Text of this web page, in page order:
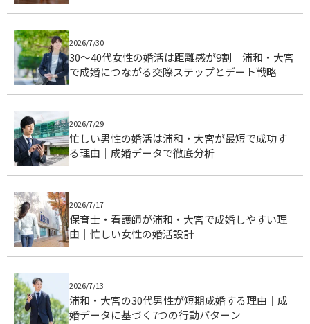
2026/7/30
30〜40代女性の婚活は距離感が9割｜浦和・大宮
で成婚につながる交際ステップとデート戦略
2026/7/29
忙しい男性の婚活は浦和・大宮が最短で成功す
る理由｜成婚データで徹底分析
2026/7/17
保育士・看護師が浦和・大宮で成婚しやすい理
由｜忙しい女性の婚活設計
2026/7/13
浦和・大宮の30代男性が短期成婚する理由｜成
婚データに基づく7つの行動パターン